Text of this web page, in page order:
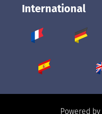
International
Powered by